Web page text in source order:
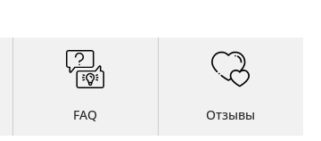
FAQ Отзывы